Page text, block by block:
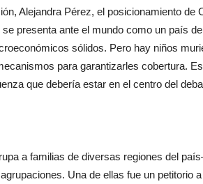
Alejandra Pérez, el posicionamiento de
presenta ante el mundo como un país
sólidos. Pero hay niños
para garantizarles cobertura.
que debería estar en el centro del
a familias de diversas regiones del
Una de ellas fue un petitorio